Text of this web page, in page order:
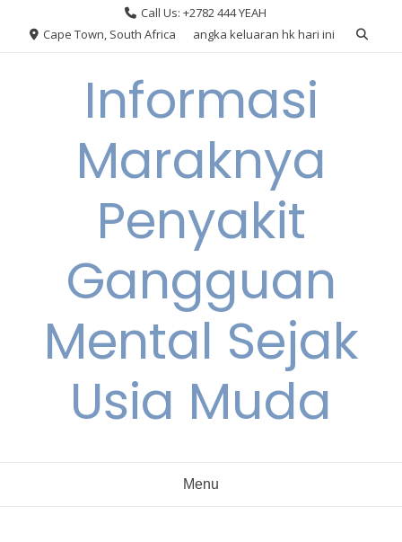
Call Us: +2782 444 YEAH
Cape Town, South Africa
angka keluaran hk hari ini
Informasi
Maraknya
Penyakit
Gangguan
Mental Sejak
Usia Muda
Menu